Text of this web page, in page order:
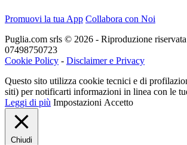
Promuovi la tua App Collabora con Noi
Puglia.com srls © 2026 - Riproduzione
07498750723
Cookie Policy - Disclaimer e Privacy
Questo sito utilizza cookie tecnici e di
siti) per notificarti informazioni in linea con le
Leggi di più Impostazioni Accetto
Chiudi